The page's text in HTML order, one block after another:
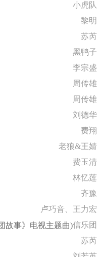
小虎队
黎明
苏芮
黑鸭子
李宗盛
周传雄
周传雄
刘德华
费翔
老狼&王婧
费玉清
林忆莲
齐豫
卢巧音、王力宏
故事》电视主题曲)信乐团
苏芮